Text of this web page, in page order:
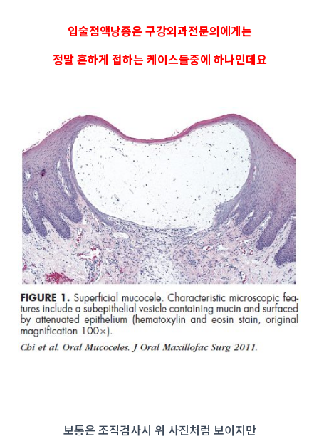
입술점액낭종은 구강외과전문의에게는
정말 흔하게 접하는 케이스들중에 하나인데요
보통은 조직검사시 위 사진처럼 보이지만